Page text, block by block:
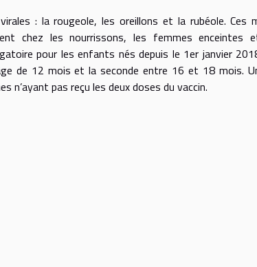
: la rougeole, les oreillons et la rubéole. Ces
chez les nourrissons, les femmes enceintes
pour les enfants nés depuis le 1er janvier
de 12 mois et la seconde entre 16 et 18 mois.
n’ayant pas reçu les deux doses du vaccin.